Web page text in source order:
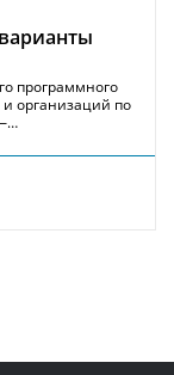
программного
организаций по